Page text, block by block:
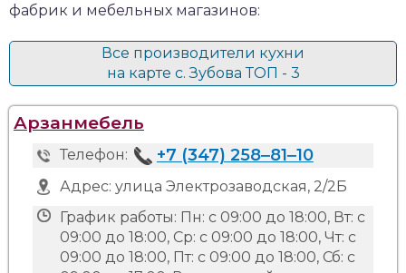
фабрик и мебельных магазинов:
Все производители кухни
на карте с. Зубова ТОП - 3
Арзанмебель
Телефон: +7 (347) 258‒81‒10
Адрес: улица Электрозаводская, 2/2Б
График работы: Пн: с 09:00 до 18:00, Вт: с
09:00 до 18:00, Ср: с 09:00 до 18:00, Чт: с
09:00 до 18:00, Пт: с 09:00 до 18:00, Сб: с